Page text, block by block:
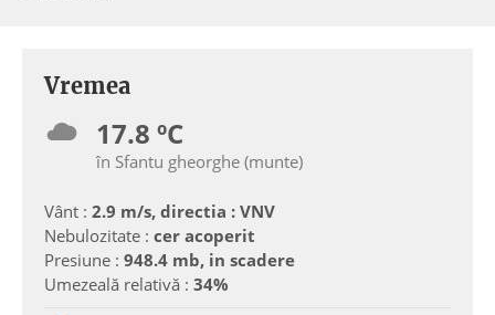
Vremea
17.8 ºC
în Sfantu gheorghe (munte)
Vânt : 2.9 m/s, directia : VNV
Nebulozitate : cer acoperit
Presiune : 948.4 mb, in scadere
Umezeală relativă : 34%